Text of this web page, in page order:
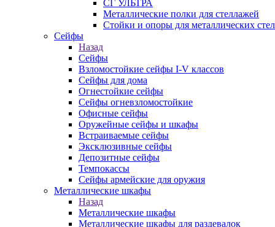
СГ УЛЬТРА
Металлические полки для стеллажей
Стойки и опоры для металлических
Сейфы
Назад
Сейфы
Взломостойкие сейфы I-V классов
Сейфы для дома
Огнестойкие сейфы
Сейфы огневзломостойкие
Офисные сейфы
Оружейные сейфы и шкафы
Встраиваемые сейфы
Эксклюзивные сейфы
Депозитные сейфы
Темпокассы
Сейфы армейские для оружия
Металлические шкафы
Назад
Металлические шкафы
Металлические шкафы для раздевалок